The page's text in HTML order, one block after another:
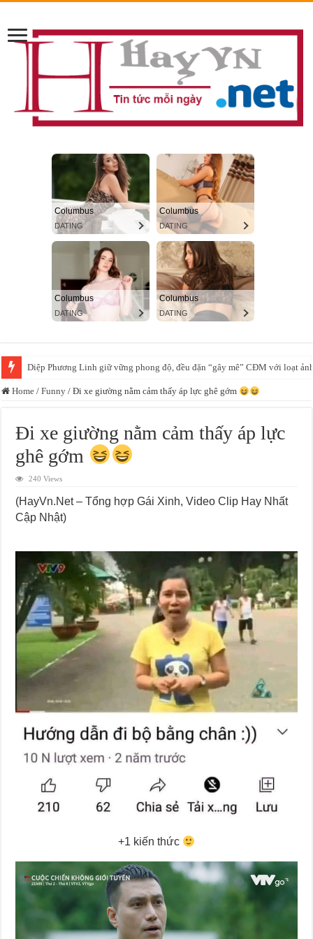
MỚI CƯỚI ĐƯỢC 28 NGÀY ANH CK BẮT QUẢ TANG “Ổ KHOÁ” ĐÃ
Home / Funny / Đi xe giường nằm cảm thấy áp lực ghê gớm
Đi xe giường nằm cảm thấy áp lực
ghê gớm
240 Views
(HayVn.Net – Tổng hợp Gái Xinh, Video Clip Hay Nhất
Cập Nhật)
+1 kiến thức